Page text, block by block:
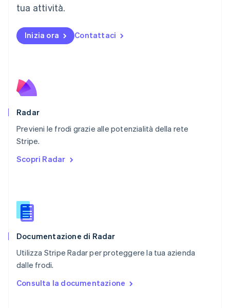
tua attività.
Inizia ora Contattaci
Radar
Previeni le frodi grazie alle potenzialità della rete
Stripe.
Scopri Radar
Documentazione di Radar
Utilizza Stripe Radar per proteggere la tua azienda
dalle frodi.
Consulta la documentazione
Norvegia
Nuova Zelanda
English
Paesi Bassi
Portogallo
Português
RAS di Hong Kong, Cina
Regno Unito
English
English
English
Slovacchia
Slovenia
Spagna
Español
English Español简体中文